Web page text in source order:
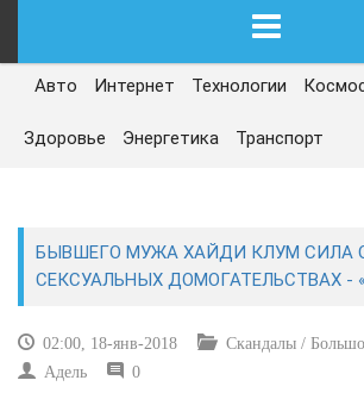
ГЛАВНАЯ
СЕГОДНЯ
ЭКОНОМИКА
Авто Интернет Технологии
Здоровье Энергетика Транспорт
БЫВШЕГО МУЖА ХАЙДИ КЛУМ СИЛА
СЕКСУАЛЬНЫХ ДОМОГАТЕЛЬСТВАХ -
02:00, 18-янв-2018
Скандалы /
Адель
0